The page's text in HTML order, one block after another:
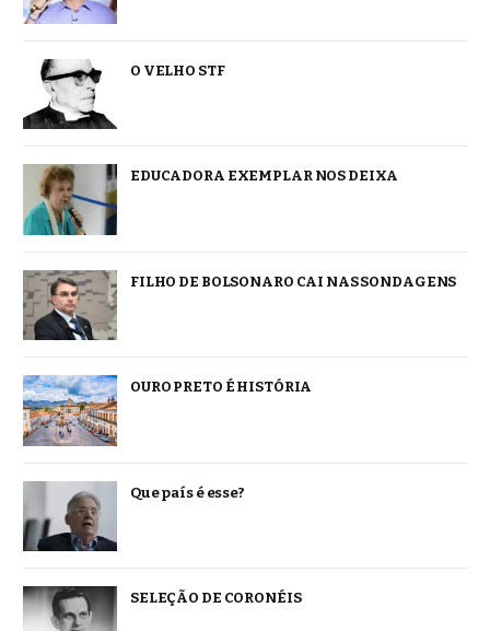
O VELHO STF
EDUCADORA EXEMPLAR NOS DEIXA
FILHO DE BOLSONARO CAI NAS SONDAGENS
OURO PRETO É HISTÓRIA
Que país é esse?
SELEÇÃO DE CORONÉIS